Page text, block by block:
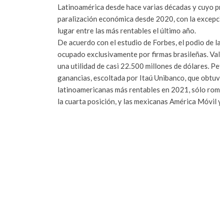
Latinoamérica desde hace varias décadas y
paralización económica desde 2020, con la
lugar entre las más rentables el último año.
De acuerdo con el estudio de Forbes, el podio de
ocupado exclusivamente por firmas brasileñas.
una utilidad de casi 22.500 millones de dólares.
ganancias, escoltada por Itaú Unibanco, que
latinoamericanas más rentables en 2021, sólo
la cuarta posición, y las mexicanas América